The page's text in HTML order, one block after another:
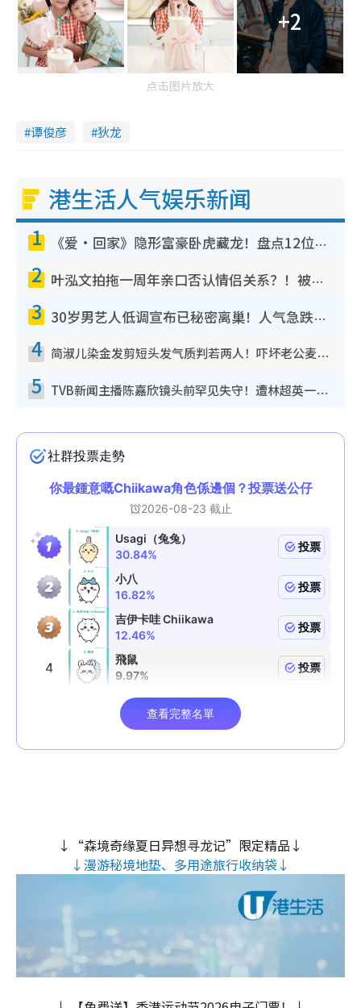
+2
点击图片放大
谭俊彦 狄龙
港生活人气娱乐新闻
1 《爱·回家》隐形富豪卧虎藏龙！盘点12位财气逼人的有钱艺人：这位美女3亿身家不愁做
2 叶泓文拍拖一周年亲口否认情侣关系？！被质疑感情造假竟称GM“普通同事”
3 30岁男艺人低调宣布已秘密离巢！人气急跌变失踪人口：“这几年过得并不容易”
4 简淑儿染金发剪短头发气质判若两人！吓坏老公麦大力都认不出：“你做什么？”
5 TVB新闻主播陈嘉欣镜头前罕见失守！遭林超英一句话突袭吓坏当场大笑
↓“森境奇缘夏日异想寻龙记”限定精品↓
↓漫游秘境地垫、多用途旅行收纳袋↓